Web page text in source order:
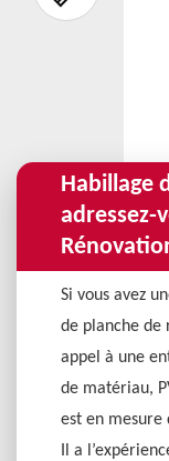
Habillage
adressez-
Si vous avez
de planche de
appel à une
de matériau,
est en
Il a